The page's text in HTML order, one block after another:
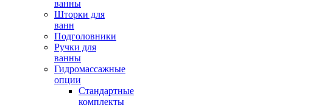
ванны
Шторки для
ванн
Подголовники
Ручки для
ванны
Гидромассажные
опции
Стандартные
комплекты